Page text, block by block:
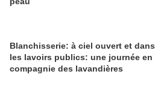
Blanchisserie: à ciel ouvert et dans
les lavoirs publics: une journée en
compagnie des lavandières